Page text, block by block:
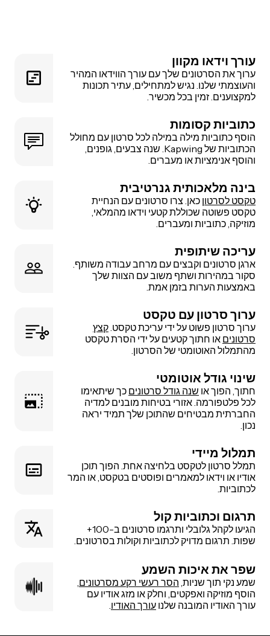
עורך וידאו מקוון
ערוך את הסרטונים שלך עם עורך הווידאו המהיר
והעוצמתי שלנו. נגיש למתחילים, עתיר תכונות
למקצוענים. זמין בכל מכשיר.
כתוביות קסומות
הוסף כתוביות מילה במילה לכל סרטון עם מחולל
הכתוביות של Kapwing. שנה צבעים, גופנים,
והוסף אנימציות או מעברים.
בינה מלאכותית גנרטיבית
טקסט לסרטון כאן. צרו סרטונים עם הנחיית
טקסט פשוטה שכוללת קטעי וידאו מהמלאי,
מוזיקה, כתוביות ומעברים.
עריכה שיתופית
ארגן סרטונים וקבצים עם מרחב עבודה משותף.
סקור במהירות ושתף משוב עם הצוות שלך
באמצעות הערות בזמן אמת.
ערוך סרטון עם טקסט
ערוך סרטון פשוט על ידי עריכת טקסט. קצץ
סרטונים או חתוך קטעים על ידי הסרת טקסט
מהתמלול האוטומטי של הסרטון.
שינוי גודל אוטומטי
חתוך, הפוך או שנה גודל סרטונים כך שיתאימו
לכל פלטפורמה. אזורי בטיחות מובנים למדיה
החברתית מבטיחים שהתוכן שלך תמיד יראה
נכון.
תמלול מיידי
תמלל סרטון לטקסט בלחיצה אחת. הפוך תוכן
אודיו או וידאו למאמרים ופוסטים בטקסט, או המר
לכתוביות.
תרגום וכתוביות קול
הגיעו לקהל גלובלי ותרגמו סרטונים ב-100+
שפות. תרגום מדויק לכתוביות וקולות בסרטונים.
שפר את איכות השמע
שמע נקי תוך שניות, הסר רעשי רקע מסרטונים
הוסף מוזיקה ואפקטים, וחלק או מזג אודיו עם
עורך האודיו המובנה שלנו עורך האודיו